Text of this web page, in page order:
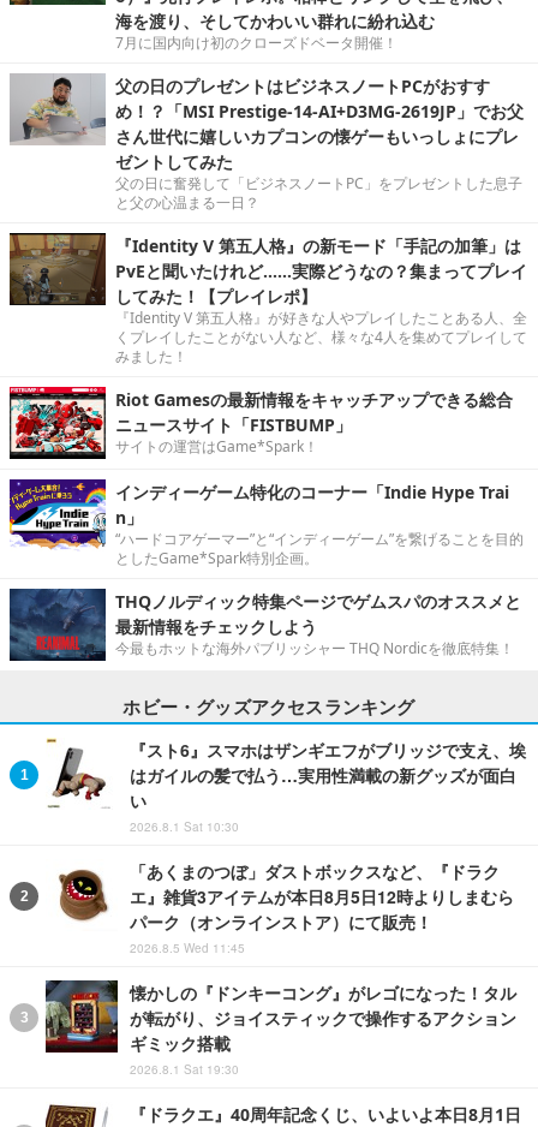
海を渡り、そしてかわいい群れに紛れ込む
7月に国内向け初のクローズドベータ開催！
父の日のプレゼントはビジネスノートPCがおすす
め！？「MSI Prestige-14-AI+D3MG-2619JP」でお父
さん世代に嬉しいカプコンの懐ゲーもいっしょにプレ
ゼントしてみた
父の日に奮発して「ビジネスノートPC」をプレゼントした息子
と父の心温まる一日？
『Identity V 第五人格』の新モード「手記の加筆」は
PvEと聞いたけれど……実際どうなの？集まってプレイ
してみた！【プレイレポ】
『Identity V 第五人格』が好きな人やプレイしたことある人、全
くプレイしたことがない人など、様々な4人を集めてプレイして
みました！
Riot Gamesの最新情報をキャッチアップできる総合
ニュースサイト「FISTBUMP」
サイトの運営はGame*Spark！
インディーゲーム特化のコーナー「Indie Hype Trai
n」
“ハードコアゲーマー”と“インディーゲーム”を繋げることを目的
としたGame*Spark特別企画。
THQノルディック特集ページでゲムスパのオススメと
最新情報をチェックしよう
今最もホットな海外パブリッシャー THQ Nordicを徹底特集！
ホビー・グッズアクセスランキング
『スト6』スマホはザンギエフがブリッジで支え、埃
はガイルの髪で払う…実用性満載の新グッズが面白
い
2026.8.1 Sat 10:30
「あくまのつぼ」ダストボックスなど、『ドラク
エ』雑貨3アイテムが本日8月5日12時よりしまむら
パーク（オンラインストア）にて販売！
2026.8.5 Wed 11:45
懐かしの『ドンキーコング』がレゴになった！タル
が転がり、ジョイスティックで操作するアクション
ギミック搭載
2026.8.1 Sat 19:30
『ドラクエ』40周年記念くじ、いよいよ本日8月1日